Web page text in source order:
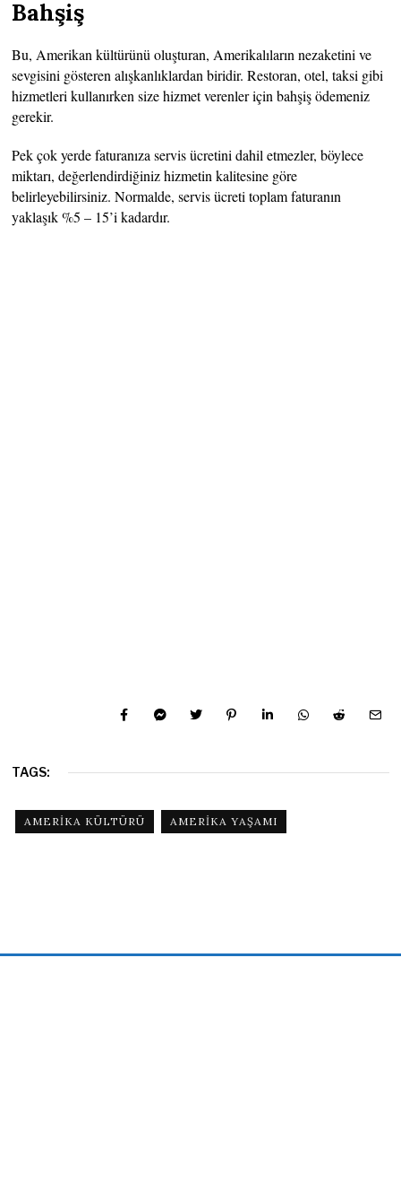
Bahşiş
Bu, Amerikan kültürünü oluşturan, Amerikalıların nezaketini ve
sevgisini gösteren alışkanlıklardan biridir. Restoran, otel, taksi gibi
hizmetleri kullanırken size hizmet verenler için bahşiş ödemeniz
gerekir.
Pek çok yerde faturanıza servis ücretini dahil etmezler, böylece
miktarı, değerlendirdiğiniz hizmetin kalitesine göre
belirleyebilirsiniz. Normalde, servis ücreti toplam faturanın
yaklaşık %5 – 15’i kadardır.
TAGS:
AMERIKA KÜLTÜRÜ AMERIKA YAŞAMI